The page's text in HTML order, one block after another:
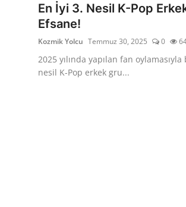
En İyi 3. Nesil K-Pop
Efsane!
Kozmik Yolcu Temmuz 30, 2025 0
2025 yılında yapılan fan
nesil K-Pop erkek gru...